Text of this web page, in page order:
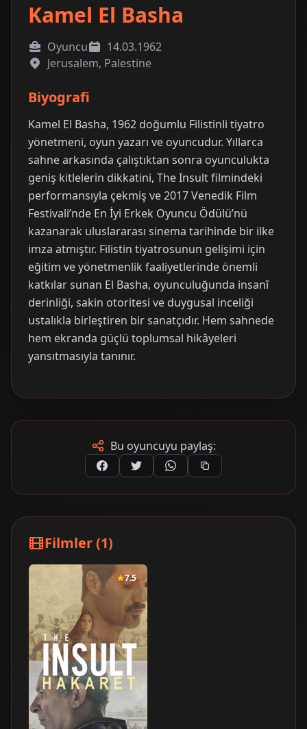
Kamel El Basha
Oyuncu
14.03.1962
Jerusalem, Palestine
Biyografi
Kamel El Basha, 1962 doğumlu Filistinli tiyatro
yönetmeni, oyun yazarı ve oyuncudur. Yıllarca
sahne arkasında çalıştıktan sonra oyunculukta
geniş kitlelerin dikkatini, The Insult filmindeki
performansıyla çekmiş ve 2017 Venedik Film
Festivali’nde En İyi Erkek Oyuncu Ödülü’nü
kazanarak uluslararası sinema tarihinde bir ilke
imza atmıştır. Filistin tiyatrosunun gelişimi için
eğitim ve yönetmenlik faaliyetlerinde önemli
katkılar sunan El Basha, oyunculuğunda insanî
derinliği, sakin otoritesi ve duygusal inceliği
ustalıkla birleştiren bir sanatçıdır. Hem sahnede
hem ekranda güçlü toplumsal hikâyeleri
yansıtmasıyla tanınır.
Bu oyuncuyu paylaş:
Filmler (1)
7.5